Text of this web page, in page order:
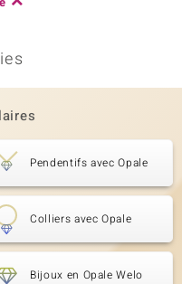
Pendentifs avec Opale
Colliers avec Opale
Bijoux en Opale Welo